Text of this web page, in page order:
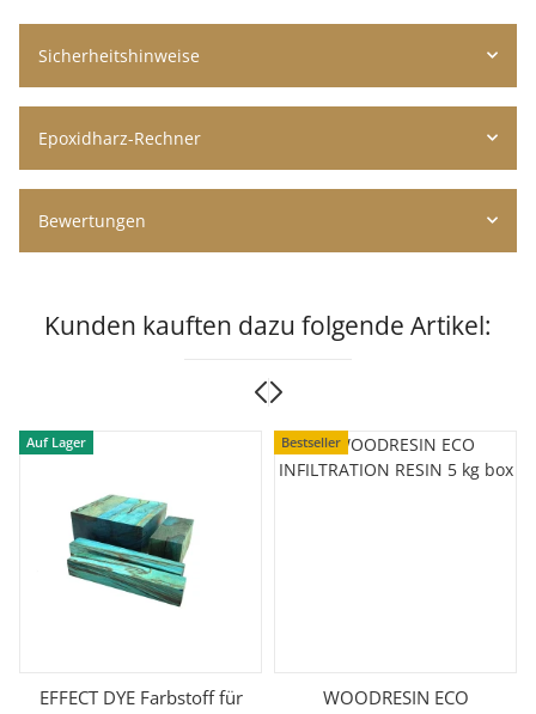
Sicherheitshinweise
Epoxidharz-Rechner
Bewertungen
Kunden kauften dazu folgende Artikel:
Auf Lager
EFFECT DYE Farbstoff für
Bestseller
WOODRESIN ECO